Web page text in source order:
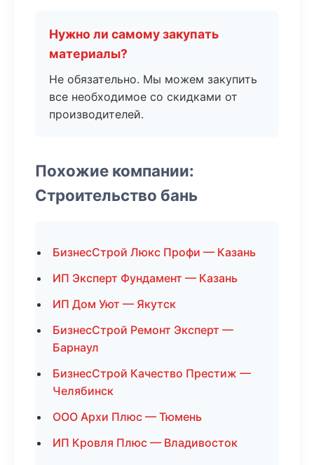
Нужно ли самому закупать
материалы?
Не обязательно. Мы можем закупить
все необходимое со скидками от
производителей.
Похожие компании:
Строительство бань
БизнесСтрой Люкс Профи — Казань
ИП Эксперт Фундамент — Казань
ИП Дом Уют — Якутск
БизнесСтрой Ремонт Эксперт —
Барнаул
БизнесСтрой Качество Престиж —
Челябинск
ООО Архи Плюс — Тюмень
ИП Кровля Плюс — Владивосток